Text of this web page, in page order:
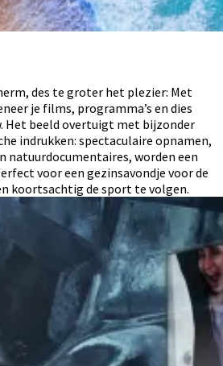
des te groter het plezier: Met
je films, programma’s en dies
Het beeld overtuigt met bijzonder
indrukken: spectaculaire opnamen,
natuurdocumentaires, worden een
voor een gezinsavondje voor de
koortsachtig de sport te volgen.